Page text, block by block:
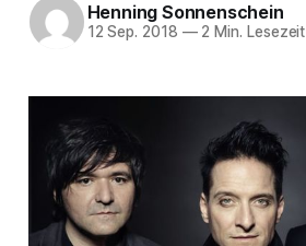
Henning Sonnenschein
12 Sep. 2018 —2 Min. Lesezeit